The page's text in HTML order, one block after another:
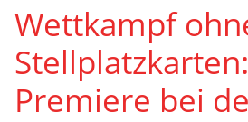
Wettkampf
Stellplatzkarten:
Premiere bei